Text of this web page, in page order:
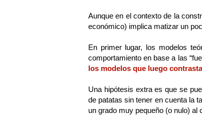
Aunque en el contexto de la
económico) implica matizar un
En primer lugar, los modelos
comportamiento en base a las
los modelos que luego
Una hipótesis extra es que se
de patatas sin tener en cuenta la
un grado muy pequeño (o nulo) al